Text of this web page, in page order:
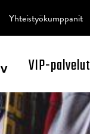
^ VIP-palvelut
Yhteistyökumppanit